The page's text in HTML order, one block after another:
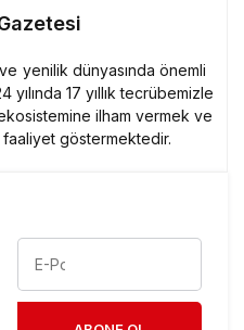
yenilik dünyasında önemli
17 yıllık tecrübemizle
ilham vermek ve
faaliyet göstermektedir.